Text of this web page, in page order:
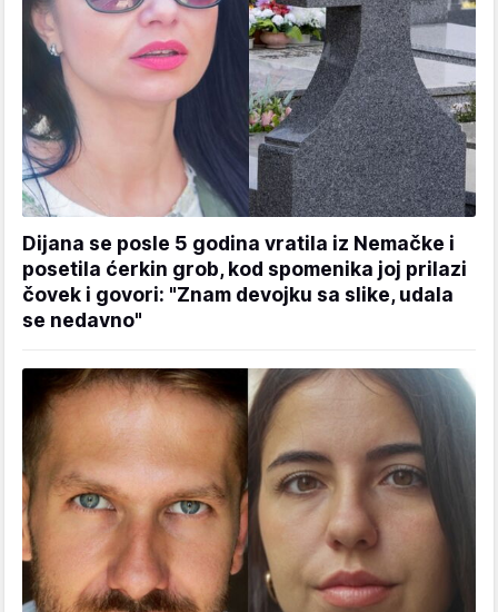
Dijana se posle 5 godina vratila iz Nemačke i
posetila ćerkin grob, kod spomenika joj prilazi
čovek i govori: "Znam devojku sa slike, udala
se nedavno"